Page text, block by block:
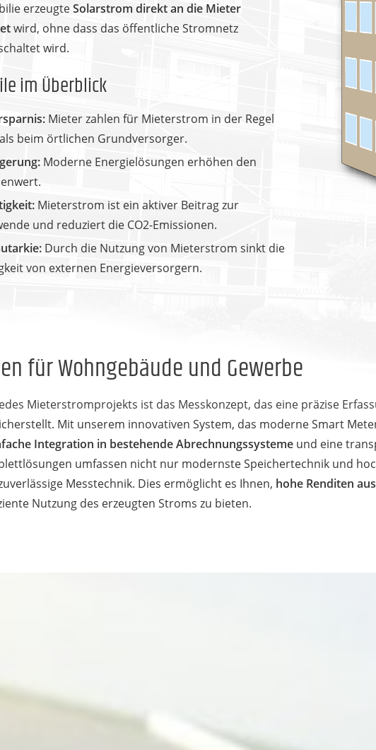
erzeugteSolarstrom direkt an die Mieter
wird, ohne dass das öffentliche Stromnetz
wird.
im Überblick
Mieter zahlen für Mieterstrom in der Regel
beim örtlichen Grundversorger.
Moderne Energielösungen erhöhen den
Mieterstrom ist ein aktiver Beitrag zur
und reduziert die CO2-Emissionen.
Durch die Nutzung von Mieterstrom sinkt die
von externen Energieversorgern.
für Wohngebäude und Gewerbe
Mieterstromprojekts ist das Messkonzept, das eine präzise
Mit unserem innovativen System, das moderne Smart
Integration in bestehende Abrechnungssysteme und eine
umfassen nicht nur modernste Speichertechnik und
Messtechnik. Dies ermöglicht es Ihnen, hohe Renditen
Nutzung des erzeugten Stroms zu bieten.